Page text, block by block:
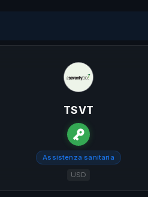
TSVT
Assistenza sanitaria
USD